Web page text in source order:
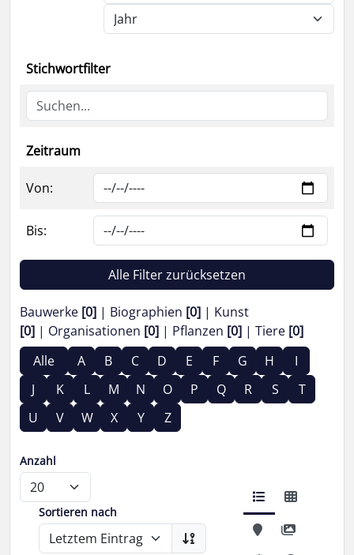
Stichwortfilter
Zeitraum
Von:
Bis:
Alle Filter zurücksetzen
Bauwerke [0] Biographien [0]
Kunst
[0]
Organisationen [0] Pflanzen [0] Tiere [0]
Alle
A B C D E F G H
I
J
K L M N O P Q R S
T
U
V W X Y Z
Anzahl
Sortieren nach